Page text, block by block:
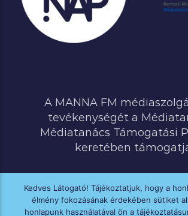
A MANNA FM
tevékenységét a
Médiatanács Támogatási
keretében
MINDEN JOG FENNTARTVA ©
Kedves Látogató! Tájékoztatjuk, hogy a
élmény fokozásának érdekében sütiket
honlapunk használatával ön a